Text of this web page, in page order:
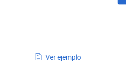
Ver ejemplo